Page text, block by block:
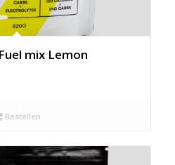
mix Lemon
Bestellen